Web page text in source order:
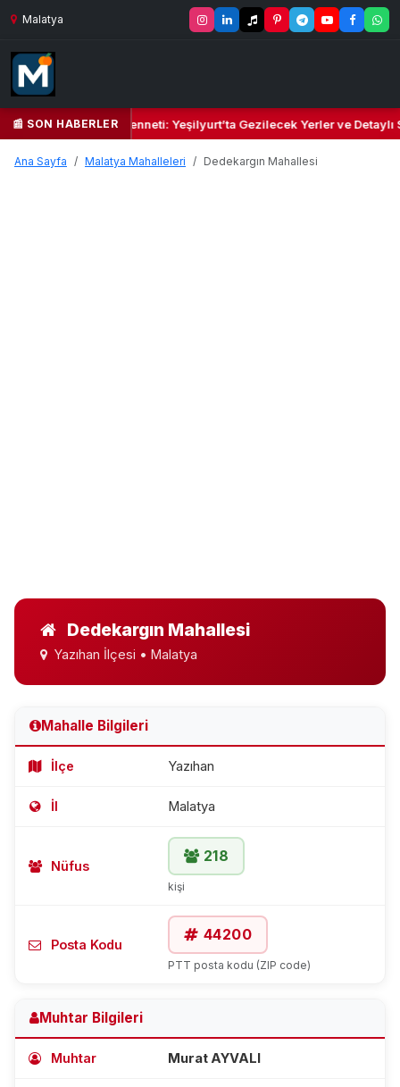
Malatya
📰 SON HABERLER
Kalbi ve Kültür Cenneti: Yeşilyurt’ta Gezilecek Yerler ve Detaylı
Ana Sayfa Malatya Mahalleleri Dedekargın Mahallesi
Dedekargın Mahallesi
Yazıhan İlçesi • Malatya
Mahalle Bilgileri
İlçe Yazıhan
İl Malatya
Nüfus
218
kişi
Posta Kodu
44200
PTT posta kodu (ZIP code)
Muhtar Bilgileri
Muhtar Murat AYVALI